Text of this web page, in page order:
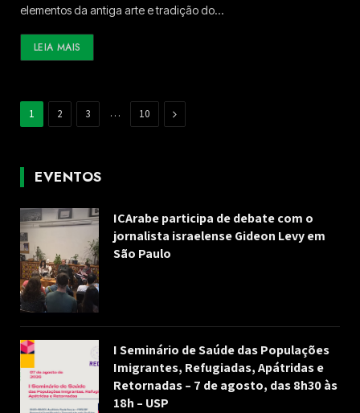
elementos da antiga arte e tradição do…
LEIA MAIS
1 2 3 … 10 Next
EVENTOS
ICArabe participa de debate com o
jornalista israelense Gideon Levy em
São Paulo
I Seminário de Saúde das Populações
Imigrantes, Refugiadas, Apátridas e
Retornadas – 7 de agosto, das 8h30 às
18h – USP